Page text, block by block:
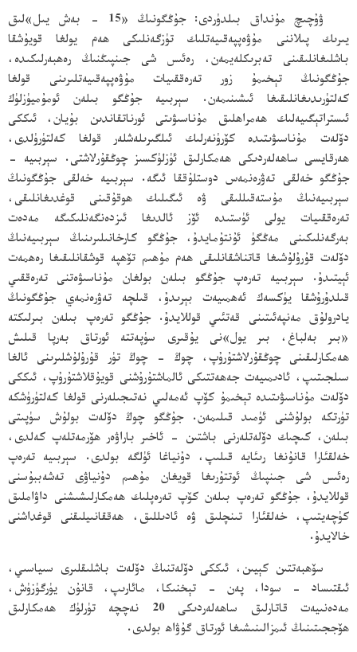
ۋۇچىچ مۇنداق بىلدۈردى: جۇڭگونىڭ «15 - بەش يىل»لىق
يىرىك پىلاننى مۇۋەپپەقىيەتلىك تۈزگەنلىكى ھەم يولغا قويۇشقا
باشلىغانلىقىنى تەبرىكلەيمەن، رەئىس شى جىنپىڭنىڭ رەھبەرلىكىدە،
جۇڭگونىڭ تېخىمۇ زور تەرەققىيات مۇۋەپپەقىيەتلىرىنى قولغا
كەلتۈرىدىغانلىقىغا ئىشىنىمەن. سېربىيە جۇڭگو بىلەن ئومۇميۈزلۈك
ئىستراتېگىيەلىك ھەمراھلىق مۇناسىۋىتى ئورناتقاندىن بۇيان، ئىككى
دۆلەت مۇناسىۋىتىدە كۆرۈنەرلىك ئىلگىرىلەشلەر قولغا كەلتۈرۈلدى،
ھەرقايسى ساھەلەردىكى ھەمكارلىق ئۈزلۈكسىز چوڭقۇرلاشتى. سېربىيە -
جۇڭگو خەلقى تەۋرەنمەس دوستلۇققا ئىگە. سېربىيە خەلقى جۇڭگونىڭ
سېربىيەنىڭ مۇستەقىللىقى ۋە ئىگىلىك ھوقۇقىنى قوغدىغانلىقى،
تەرەققىيات يولى ئۈستىدە ئۆز ئالدىغا ئىزدەنگەنلىكىگە مەدەت
بەرگەنلىكىنى مەڭگۈ ئۇنتۇمايدۇ، جۇڭگو كارخانىلىرىنىڭ سېربىيەنىڭ
دۆلەت قۇرۇلۇشىغا قاتناشقانلىقى ھەم مۇھىم تۆھپە قوشقانلىقىغا رەھمەت
ئېيتىدۇ. سېربىيە تەرەپ جۇڭگو بىلەن بولغان مۇناسىۋەتنى تەرەققىي
قىلدۇرۇشقا يۈكسەك ئەھمىيەت بېرىدۇ، قىلچە تەۋرەنمەي جۇڭگونىڭ
يادرولۇق مەنپەئىتىنى قەتئىي قوللايدۇ. جۇڭگو تەرەپ بىلەن بىرلىكتە
«بىر بەلباغ، بىر يول»نى يۇقىرى سۈپەتتە ئورتاق بەرپا قىلىش
ھەمكارلىقىنى چوڭقۇرلاشتۇرۇپ، چوڭ - چوڭ تۈر قۇرۇلۇشلىرىنى ئالغا
سىلجىتىپ، ئادىمىيەت جەھەتتىكى ئالماشتۇرۇشنى قويۇقلاشتۇرۇپ، ئىككى
دۆلەت مۇناسىۋىتىدە تېخىمۇ كۆپ ئەمەلىي نەتىجىلەرنى قولغا كەلتۈرۈشكە
تۈرتكە بولۇشنى ئۈمىد قىلىمەن. جۇڭگو چوڭ دۆلەت بولۇش سۈپىتى
بىلەن، كىچىك دۆلەتلەرنى باشتىن - ئاخىر باراۋەر ھۆرمەتلەپ كەلدى،
خەلقئارا قانۇنغا رىئايە قىلىپ، دۇنياغا ئۈلگە بولدى. سېربىيە تەرەپ
رەئىس شى جىنپىڭ ئوتتۇرىغا قويغان مۇھىم دۇنياۋى تەشەببۇسنى
قوللايدۇ، جۇڭگو تەرەپ بىلەن كۆپ تەرەپلىك ھەمكارلىشىشنى داۋاملىق
كۈچەيتىپ، خەلقئارا تىنچلىق ۋە ئادىللىق، ھەققانىيلىقنى قوغداشنى
خالايدۇ.
سۆھبەتتىن كېيىن، ئىككى دۆلەتنىڭ دۆلەت باشلىقلىرى سىياسىي،
ئىقتىساد - سودا، پەن - تېخنىكا، مائارىپ، قانۇن يۈرگۈزۈش،
مەدەنىيەت قاتارلىق ساھەلەردىكى 20 نەچچە تۈرلۈك ھەمكارلىق
ھۆججىتىنىڭ ئىمزالىنىشىغا ئورتاق گۇۋاھ بولدى.